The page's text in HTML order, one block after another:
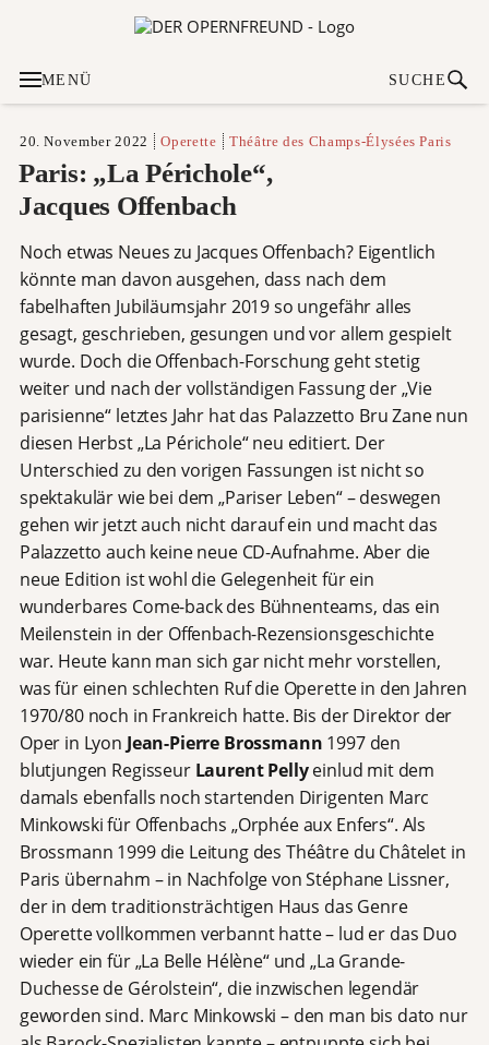
MENÜ SUCHE
20. November 2022 Operette Théâtre des Champs-Élysées Paris
Paris: „La Périchole“,
Jacques Offenbach
Noch etwas Neues zu Jacques Offenbach? Eigentlich
könnte man davon ausgehen, dass nach dem
fabelhaften Jubiläumsjahr 2019 so ungefähr alles
gesagt, geschrieben, gesungen und vor allem gespielt
wurde. Doch die Offenbach-Forschung geht stetig
weiter und nach der vollständigen Fassung der „Vie
parisienne“ letztes Jahr hat das Palazzetto Bru Zane nun
diesen Herbst „La Périchole“ neu editiert. Der
Unterschied zu den vorigen Fassungen ist nicht so
spektakulär wie bei dem „Pariser Leben“ – deswegen
gehen wir jetzt auch nicht darauf ein und macht das
Palazzetto auch keine neue CD-Aufnahme. Aber die
neue Edition ist wohl die Gelegenheit für ein
wunderbares Come-back des Bühnenteams, das ein
Meilenstein in der Offenbach-Rezensionsgeschichte
war. Heute kann man sich gar nicht mehr vorstellen,
was für einen schlechten Ruf die Operette in den Jahren
1970/80 noch in Frankreich hatte. Bis der Direktor der
Oper in Lyon Jean-Pierre Brossmann 1997 den
blutjungen Regisseur Laurent Pellyeinlud mit dem
damals ebenfalls noch startenden Dirigenten Marc
Minkowski für Offenbachs „Orphée aux Enfers“. Als
Brossmann 1999 die Leitung des Théâtre du Châtelet in
Paris übernahm – in Nachfolge von Stéphane Lissner,
der in dem traditionsträchtigen Haus das Genre
Operette vollkommen verbannt hatte – lud er das Duo
wieder ein für „La Belle Hélène“ und „La Grande-
Duchesse de Gérolstein“, die inzwischen legendär
geworden sind. Marc Minkowski – den man bis dato nur